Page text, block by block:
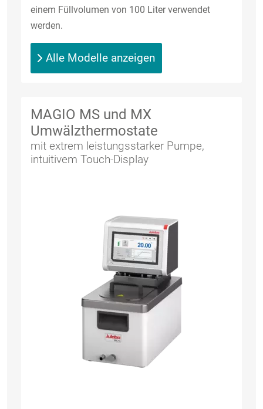
einem Füllvolumen von 100 Liter verwendet
werden.
Alle Modelle anzeigen
MAGIO MS und MX
Umwälzthermostate
mit extrem leistungsstarker Pumpe,
intuitivem Touch-Display